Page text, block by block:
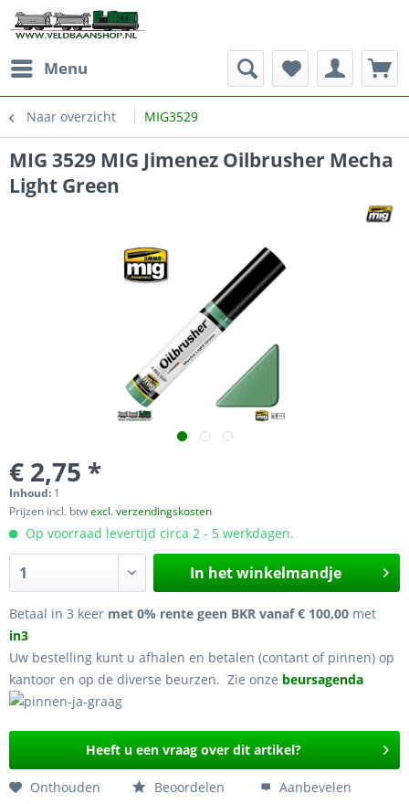
Menu
Naar overzicht MIG3529
MIG 3529 MIG Jimenez Oilbrusher Mecha
Light Green
€ 2,75 *
Inhoud: 1
Prijzen incl. btwexcl. verzendingskosten
Op voorraad levertijd circa 2 - 5 werkdagen.
In het winkelmandje
Betaal in 3 keer met 0% rente geen BKR vanaf € 100,00 met
in3
Uw bestelling kunt u afhalen en betalen (contant of pinnen) op
kantoor en op de diverse beurzen. Zie onze beursagenda
Heeft u een vraag over dit artikel?
Onthouden Beoordelen Aanbevelen